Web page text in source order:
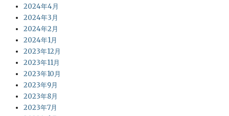
2024年4月
2024年3月
2024年2月
2024年1月
2023年12月
2023年11月
2023年10月
2023年9月
2023年8月
2023年7月